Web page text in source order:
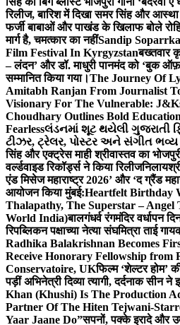
रिलीज, बारिश में दिखा समर सिंह और
फर्जी बाबाओं और पाखंड के खिलाफ बोले
मार्ग है, चमत्कार का नहींSandip
Film Festival In Kyrgyzstanबख्तवार
– लंदन’ और डॉ. माधुरी पानमंद को ‘बुक ऑफ़
सम्मानित किया गया।The Journey Of
Amitabh Ranjan From Journalist
Visionary For The Vulnerable:
Choudhary Outlines Bold
Fearlessલંડનમાં શૂટ થયેલી ગુજરાતી
ટીઝર, ટ્રેલર, પોસ્ટર અને સંગીત ભવ્ય
सिंह और एक्ट्रेस माही श्रीवास्तव का भोजपुरी
वर्ल्डवाइड रिकॉर्ड्स ने किया रिलीज
एंड मिसेज महाराष्ट्र 2026’ और ‘द ग्रैंड
आयोजन किया मुंबई:Heartfelt Birthday
Thalapathy, The Superstar – Angel
World India)बालगंधर्व रंगमंदिर वर्धापन
रिपब्लिकन पक्षाच्या नेत्या संघमित्रा ताई
Radhika Balakrishnan Becomes
Receive Honorary Fellowship from
Conservatoire, UKफिल्म ‘शेल्टर होम’
पड़ीं अभिनेत्री दिव्या त्यागी, दर्दनाक सीन
Khan (Khushi) Is The Production
Partner Of The Hiten Tejwani-
Yaar Jaane Do”सपनों, पक्के इरादे और